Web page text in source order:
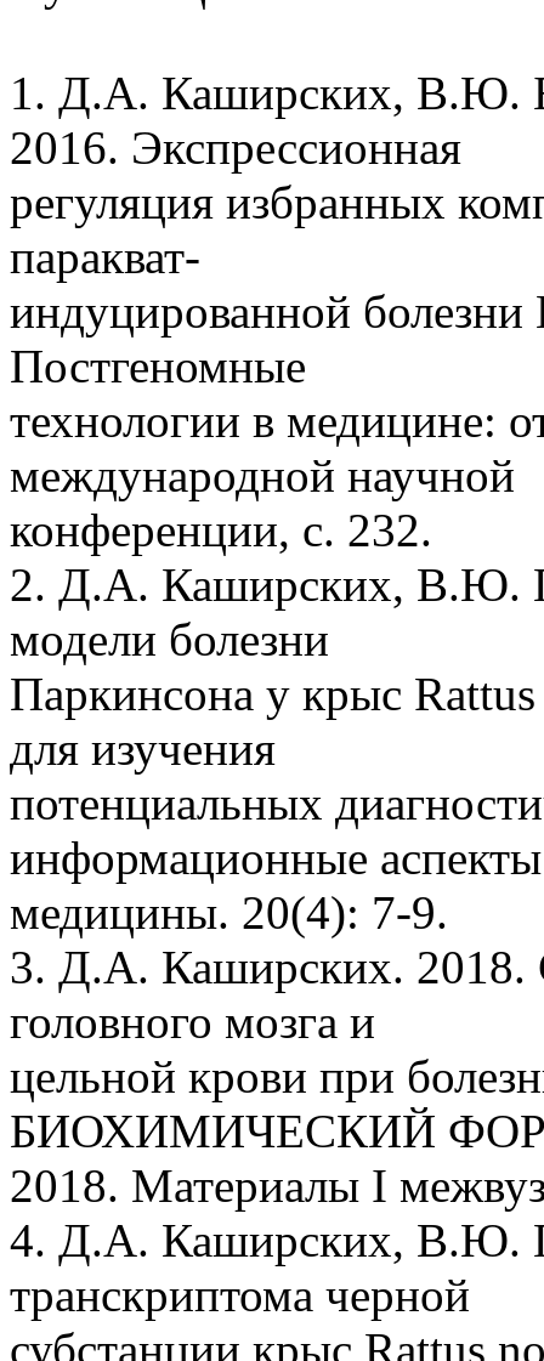
1. Д.А. Каширских, В.Ю.
2016. Экспрессионная
регуляция избранных
паракват-
индуцированной
Постгеномные
технологии в медицине:
международной научной
конференции, с. 232.
2. Д.А. Каширских, В.Ю.
модели болезни
Паркинсона у крыс
для изучения
потенциальных
информационные аспекты
медицины. 20(4): 7-9.
3. Д.А. Каширских. 2018.
головного мозга и
цельной крови при
БИОХИМИЧЕСКИЙ
2018. Материалы I
4. Д.А. Каширских, В.Ю.
транскриптома черной
субстанции крыс Rattus